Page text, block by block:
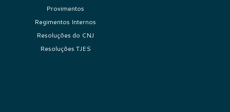
Provimentos
Regimentos Internos
Resoluções do CNJ
Resoluções TJES